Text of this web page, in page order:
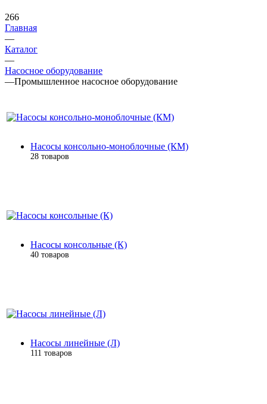
266
Главная
—
Каталог
—
Насосное оборудование
—Промышленное насосное оборудование
Насосы консольно-моноблочные (КМ)
28 товаров
Насосы консольные (К)
40 товаров
Насосы линейные (Л)
111 товаров